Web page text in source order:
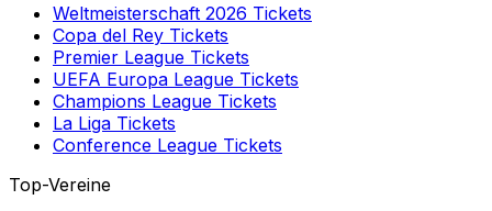
Weltmeisterschaft 2026 Tickets
Copa del Rey Tickets
Premier League Tickets
UEFA Europa League Tickets
Champions League Tickets
La Liga Tickets
Conference League Tickets
Top-Vereine